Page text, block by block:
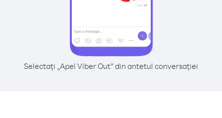
Selectați „Apel Viber Out” din antetul conversației